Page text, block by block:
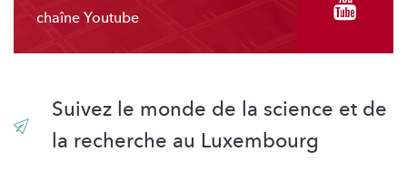
chaîne Youtube
Suivez le monde de la science et de
la recherche au Luxembourg